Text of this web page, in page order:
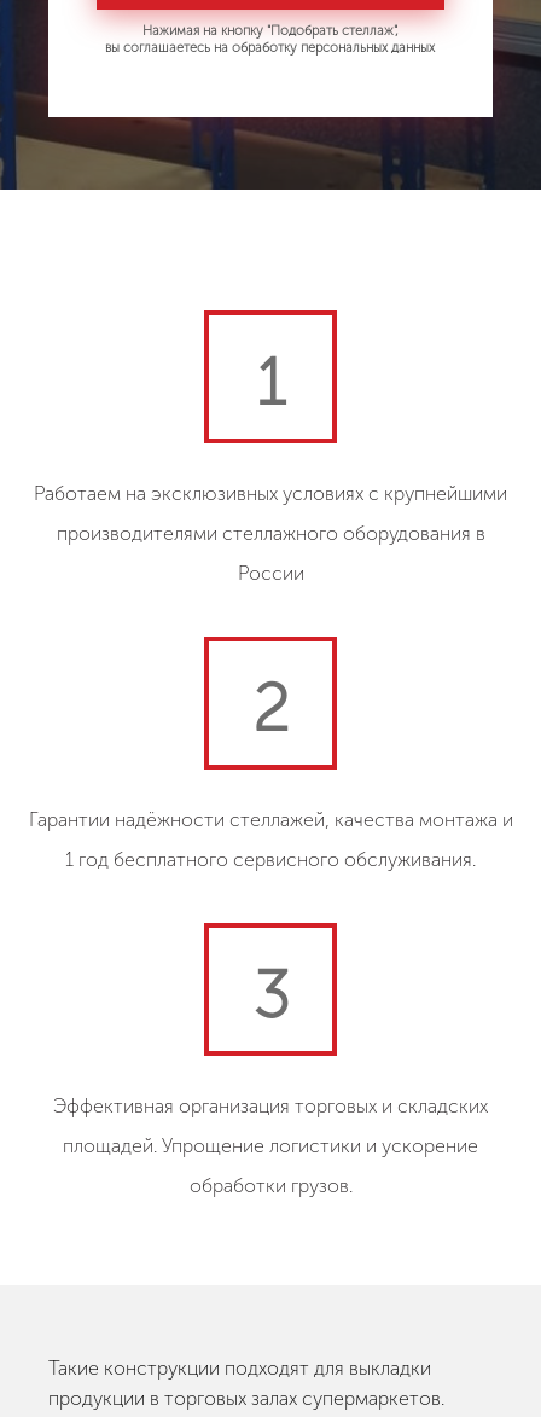
Нажимая на кнопку "Подобрать стеллаж",
вы соглашаетесь на обработку персональных данных
1
Работаем на эксклюзивных условиях с крупнейшими
производителями стеллажного оборудования в
России
2
Гарантии надёжности стеллажей, качества монтажа и
1 год бесплатного сервисного обслуживания.
3
Эффективная организация торговых и складских
площадей. Упрощение логистики и ускорение
обработки грузов.
Такие конструкции подходят для выкладки
продукции в торговых залах супермаркетов.